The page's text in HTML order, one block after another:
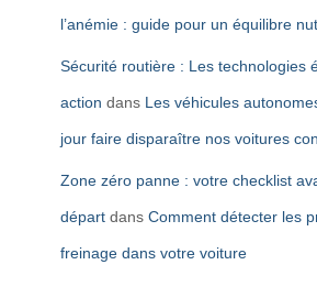
l’anémie : guide pour un équilibre
Sécurité routière : Les technologies
action dans Les véhicules
jour faire disparaître nos voitures
Zone zéro panne : votre checklist
départ dans Comment détecter les
freinage dans votre voiture